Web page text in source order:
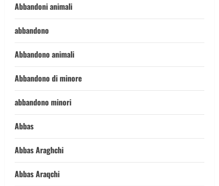
Abbandoni animali
abbandono
Abbandono animali
Abbandono di minore
abbandono minori
Abbas
Abbas Araghchi
Abbas Araqchi